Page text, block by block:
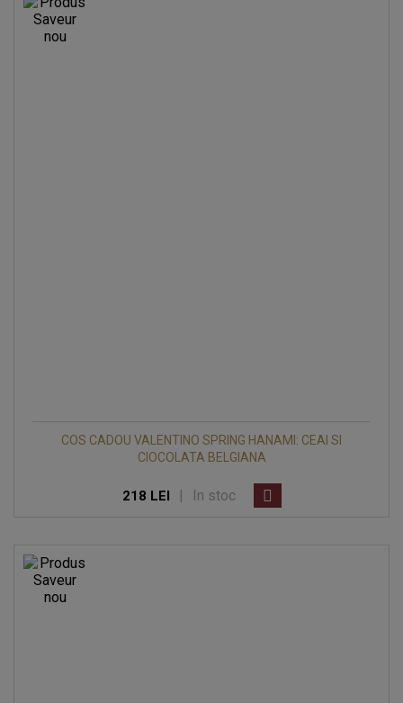
COS CADOU VALENTINO SPRING HANAMI: CEAI SI
CIOCOLATA BELGIANA
218 LEI In stoc